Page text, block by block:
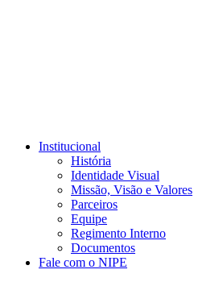
Institucional
História
Identidade Visual
Missão, Visão e Valores
Parceiros
Equipe
Regimento Interno
Documentos
Fale com o NIPE